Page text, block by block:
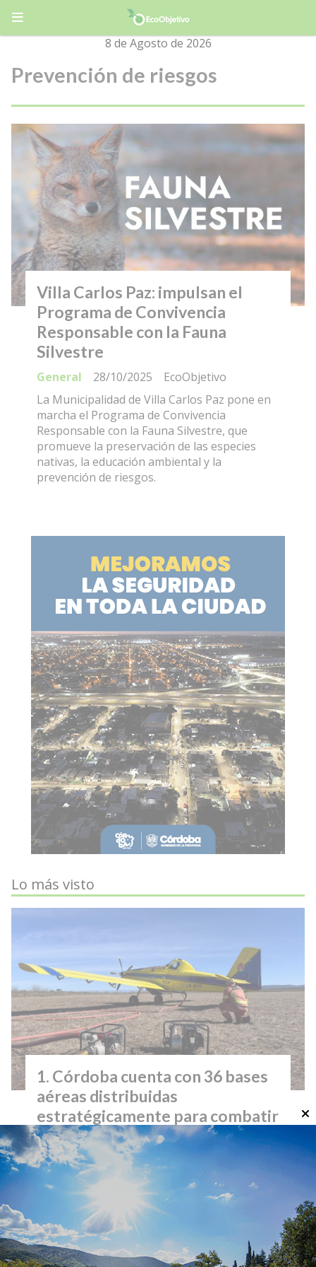
8 de Agosto de 2026
Prevención de riesgos
Villa Carlos Paz: impulsan el
Programa de Convivencia
Responsable con la Fauna
Silvestre
EcoObjetivo
General
28/10/2025
La Municipalidad de Villa Carlos Paz pone en
marcha el Programa de Convivencia
Responsable con la Fauna Silvestre, que
promueve la preservación de las especies
nativas, la educación ambiental y la
prevención de riesgos.
Lo más visto
Córdoba cuenta con 36 bases
aéreas distribuidas
estratégicamente para combatir
incendios